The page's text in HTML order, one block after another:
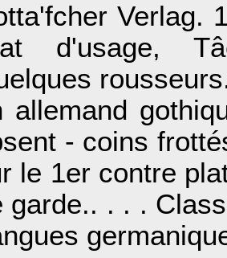
Verlag.
d'usage,
allemand
- coins
le 1er contre
garde.. . . .